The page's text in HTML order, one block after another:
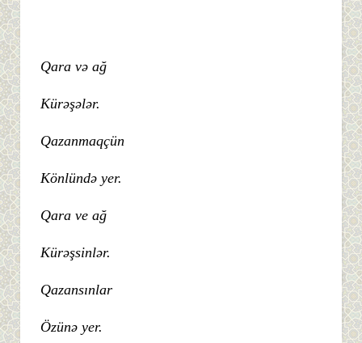
Qara və ağ
Kürəşələr.
Qazanmaqçün
Könlündə yer.
Qara ve ağ
Kürəşsinlər.
Qazansınlar
Özünə yer.